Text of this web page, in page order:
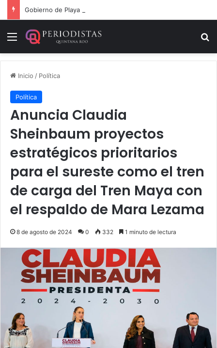
Menú
Inicio / Política
Política
Anuncia Claudia
Sheinbaum proyectos
estratégicos prioritarios
para el sureste como el tren
de carga del Tren Maya con
el respaldo de Mara Lezama
8 de agosto de 2024 0 332 1 minuto de lectura